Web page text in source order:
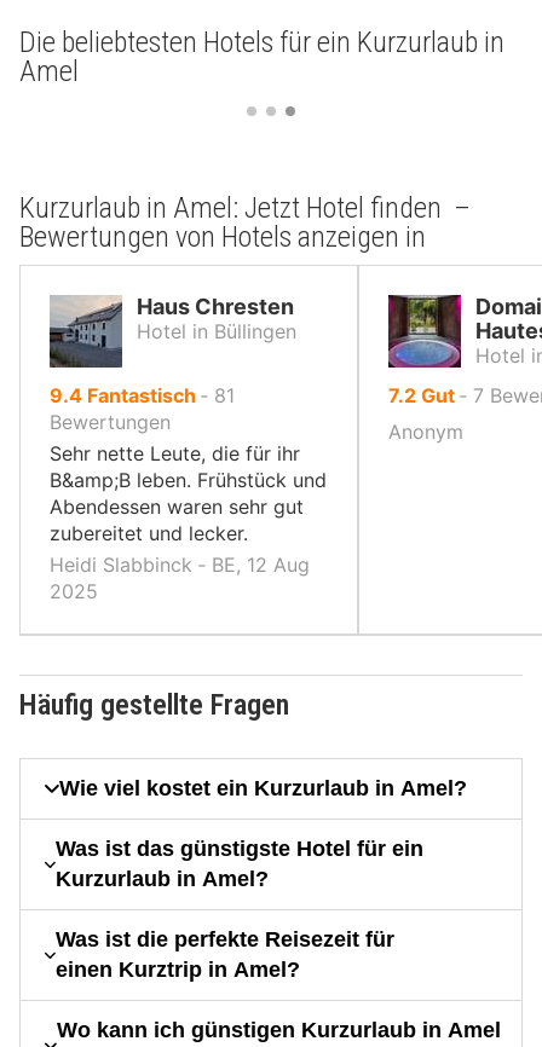
Die beliebtesten Hotels für ein Kurzurlaub in
Amel
Kurzurlaub in Amel: Jetzt Hotel finden –
Bewertungen von Hotels anzeigen in
Haus Chresten
Hotel in Büllingen
9.4von
10,
Fantastisch ‐ 81
Bewertungen
Sehr nette Leute, die für ihr
B&amp;B leben. Frühstück und
Abendessen waren sehr gut
zubereitet und lecker.
Heidi Slabbinck ‐ BE, 12 Aug
2025
Hotel
7.2von
Gut ‐ 7
Anonym
Häufig gestellte Fragen
Wie viel kostet ein Kurzurlaub in Amel?
Was ist das günstigste Hotel für ein
Kurzurlaub in Amel?
Was ist die perfekte Reisezeit für
einen Kurztrip in Amel?
Wo kann ich günstigen Kurzurlaub in Amel